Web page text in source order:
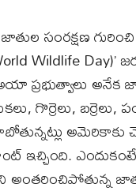
సంరక్షణ
Wildlife Day)’
ప్రభుత్వాలు
గొర్రెలు, బర్రెలు,
ఇచ్చింది.